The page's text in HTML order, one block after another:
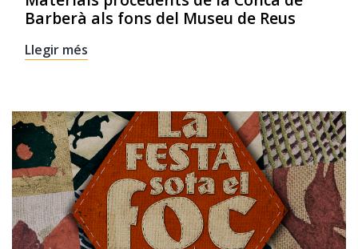
Barberà als fons del Museu de Reus
Llegir més